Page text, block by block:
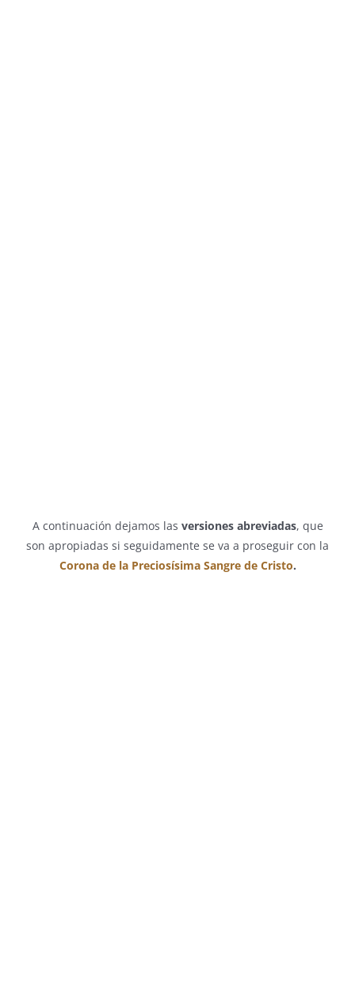
A continuación dejamos las versiones abreviadas, que
son apropiadas si seguidamente se va a proseguir con la
Corona de la Preciosísima Sangre de Cristo.